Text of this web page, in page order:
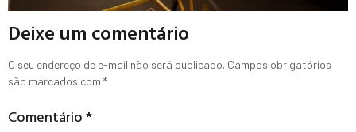
Deixe um comentário
O seu endereço de e-mail não será publicado. Campos obrigatórios
são marcados com *
Comentário*